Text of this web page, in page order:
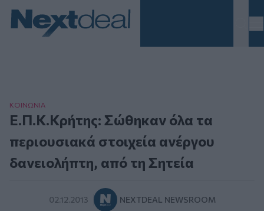
ΚΟΙΝΩΝΙΑ
Ε.Π.Κ.Κρήτης: Σώθηκαν όλα τα
περιουσιακά στοιχεία ανέργου
δανειολήπτη, από τη Σητεία
02.12.2013 NEXTDEAL NEWSROOM